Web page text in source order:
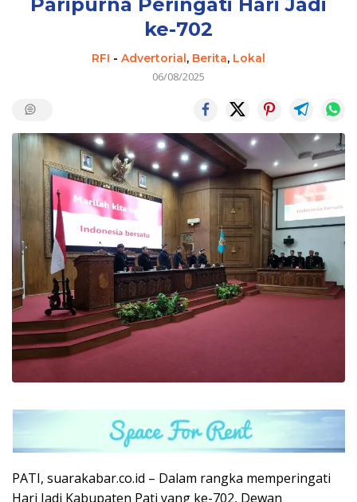
ke-702
RFI - Advertorial, Berita, Lokal
06/08/2025
PATI, suarakabar.co.id – Dalam rangka memperingati
Hari Jadi Kabupaten Pati yang ke-702, Dewan